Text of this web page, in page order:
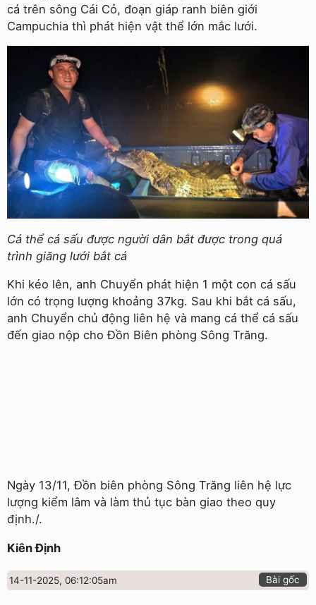
cá trên sông Cái Cỏ, đoạn giáp ranh biên giới
Campuchia thì phát hiện vật thể lớn mắc lưới.
Cá thể cá sấu được người dân bắt được trong quá
trình giăng lưới bắt cá
Khi kéo lên, anh Chuyển phát hiện 1 một con cá sấu
lớn có trọng lượng khoảng 37kg. Sau khi bắt cá sấu,
anh Chuyển chủ động liên hệ và mang cá thể cá sấu
đến giao nộp cho Đồn Biên phòng Sông Trăng.
Ngày 13/11, Đồn biên phòng Sông Trăng liên hệ lực
lượng kiểm lâm và làm thủ tục bàn giao theo quy
định./.
Kiên Định
14-11-2025, 06:12:05am Bài gốc